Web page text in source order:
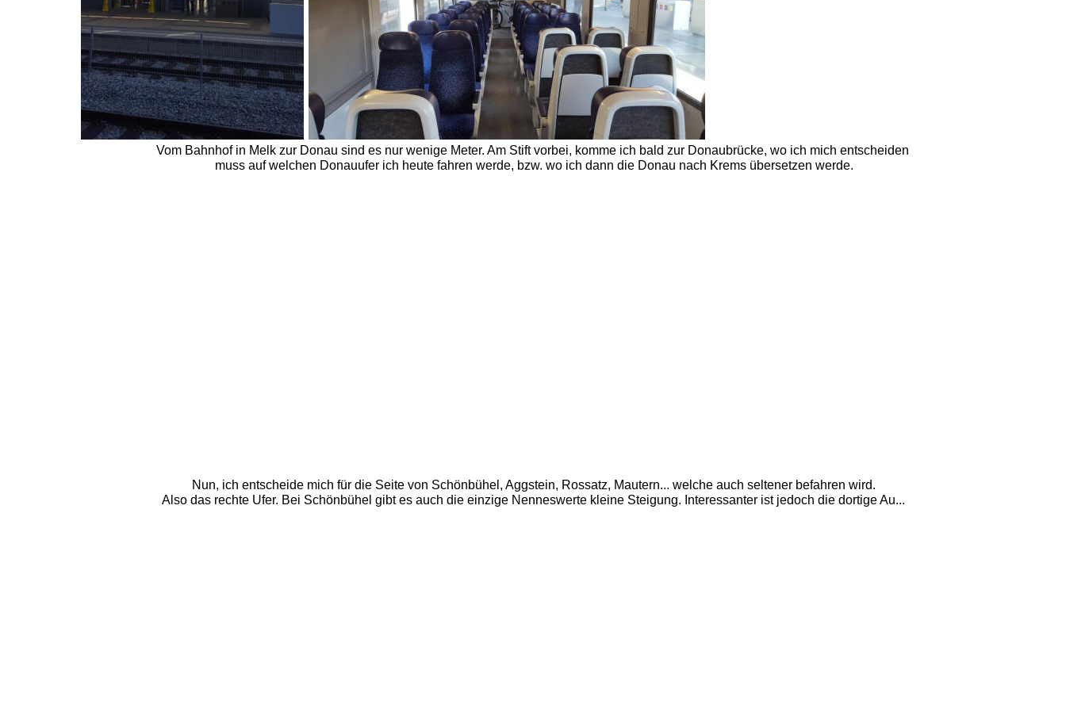
Vom Bahnhof in Melk zur Donau sind es nur wenige Meter. Am Stift vorbei, komme ich bald zur Donaubrücke, wo ich mich entscheiden
muss auf welchen Donauufer ich heute fahren werde, bzw. wo ich dann die Donau nach Krems übersetzen werde.
Nun, ich entscheide mich für die Seite von Schönbühel, Aggstein, Rossatz, Mautern... welche auch seltener befahren wird.
Also das rechte Ufer. Bei Schönbühel gibt es auch die einzige Nenneswerte kleine Steigung. Interessanter ist jedoch die dortige Au...